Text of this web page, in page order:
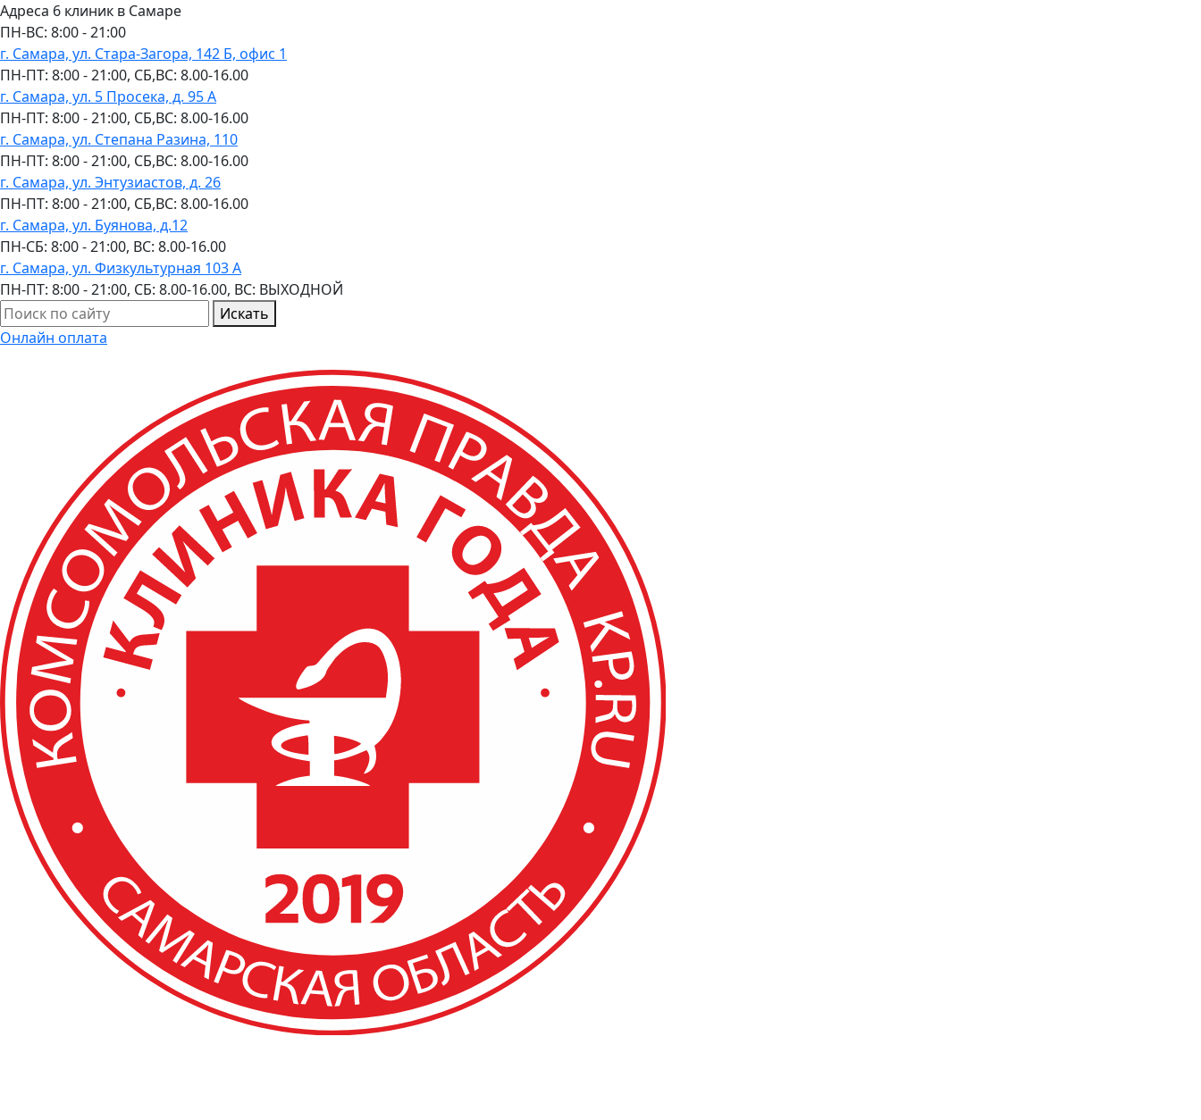
Адреса 6 клиник в Самаре
ПН-ВC: 8:00 - 21:00
г. Самара, ул. Стара-Загора, 142 Б, офис 1
ПН-ПТ: 8:00 - 21:00, СБ,ВС: 8.00-16.00
г. Самара, ул. 5 Просека, д. 95 А
ПН-ПТ: 8:00 - 21:00, СБ,ВС: 8.00-16.00
г. Самара, ул. Степана Разина, 110
ПН-ПТ: 8:00 - 21:00, СБ,ВС: 8.00-16.00
г. Самара, ул. Энтузиастов, д. 26
ПН-ПТ: 8:00 - 21:00, СБ,ВС: 8.00-16.00
г. Самара, ул. Буянова, д.12
ПН-СБ: 8:00 - 21:00, ВС: 8.00-16.00
г. Самара, ул. Физкультурная 103 А
ПН-ПТ: 8:00 - 21:00, СБ: 8.00-16.00, ВС: ВЫХОДНОЙ
Искать
Онлайн оплата